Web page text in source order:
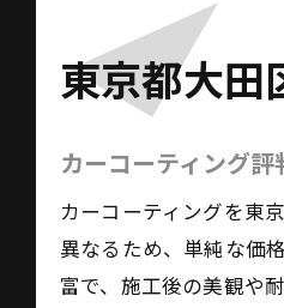
東京都大田
カーコーティング
カーコーティングを東
異なるため、単純な価
富で、施工後の美観や